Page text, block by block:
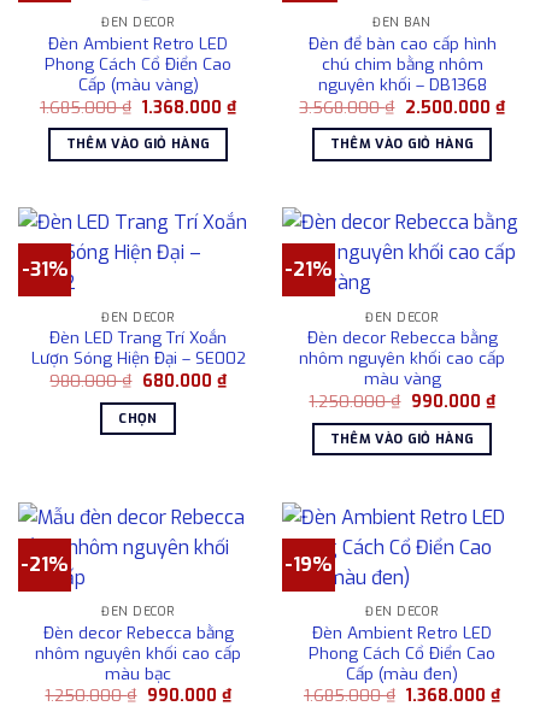
ĐÈN DECOR
Đèn Ambient Retro LED
Phong Cách Cổ Điển Cao
Cấp (màu vàng)
1.685.000₫ Giá
là:
1.685.000 ₫.
1.368.000₫Giá
hiện
1.368.000 ₫.
THÊM VÀO GIỎ HÀNG
ĐÈN BÀN
Đèn để bàn cao cấp hình
chú chim bằng nhôm
nguyên khối – DB1368
3.568.000₫ Giá
là:
3.568.000 ₫.
2.500.000 ₫Giá
hiện
THÊM VÀO GIỎ HÀNG
-31%
ĐÈN DECOR
Đèn LED Trang Trí Xoắn
Lượn Sóng Hiện Đại – SE002
980.000₫ Giá
là:
980.000 ₫.
680.000 ₫Giá
hiện
CHỌN
có
nhiều
Các
tùy
chọn
có
-21%
ĐÈN DECOR
Đèn decor Rebecca bằng
nhôm nguyên khối cao cấp
màu vàng
1.250.000₫ Giá
là:
1.250.000 ₫.
990.000 ₫Giá
hiện
THÊM VÀO GIỎ HÀNG
-21%
ĐÈN DECOR
Đèn decor Rebecca bằng
nhôm nguyên khối cao cấp
màu bạc
1.250.000₫ Giá
990.000 ₫Giá
-19%
ĐÈN DECOR
Đèn Ambient Retro LED
Phong Cách Cổ Điển Cao
Cấp (màu đen)
1.685.000₫ Giá
1.368.000₫Giá